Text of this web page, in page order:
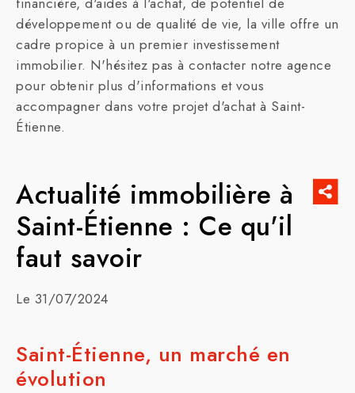
développement ou de qualité de vie, la ville offre un
cadre propice à un premier investissement
immobilier. N'hésitez pas à contacter notre agence
pour obtenir plus d'informations et vous
accompagner dans votre projet d'achat à Saint-
Étienne.
Actualité immobilière à
Saint-Étienne : Ce qu'il
faut savoir
Le 31/07/2024
Saint-Étienne, un marché en
évolution